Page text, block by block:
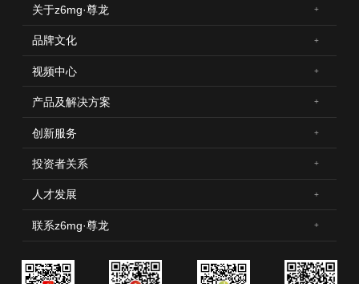
关于z6mg·尊龙
品牌文化
视频中心
产品及解决方案
创新服务
投资者关系
人才发展
联系z6mg·尊龙